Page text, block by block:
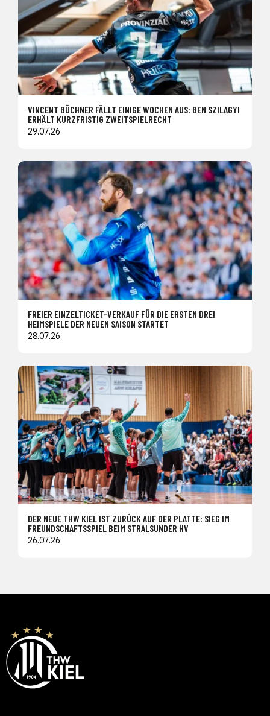
VINCENT BÜCHNER FÄLLT EINIGE WOCHEN AUS: BEN SZILAGYI
ERHÄLT KURZFRISTIG ZWEITSPIELRECHT
29.07.26
FREIER EINZELTICKET-VERKAUF FÜR DIE ERSTEN DREI
HEIMSPIELE DER NEUEN SAISON STARTET
28.07.26
DER NEUE THW KIEL IST ZURÜCK AUF DER PLATTE: SIEG IM
FREUNDSCHAFTSSPIEL BEIM STRALSUNDER HV
26.07.26